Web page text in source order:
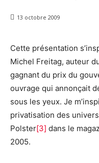
13 octobre 2009
Cette présentation
Michel Freitag, auteur
gagnant du prix du
ouvrage qui annonçait
sous les yeux. Je
privatisation des
Polster[3] dans le
2005.